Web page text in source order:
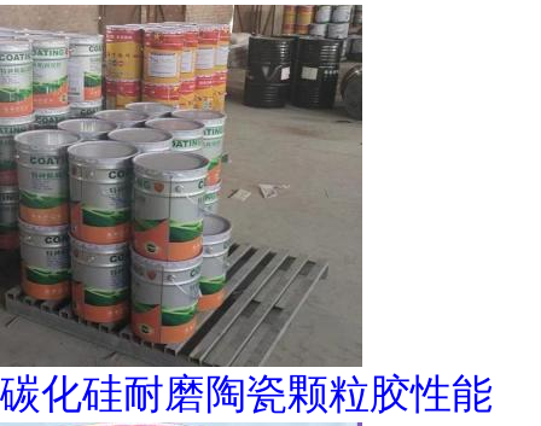
碳化硅耐磨陶瓷颗粒胶性能